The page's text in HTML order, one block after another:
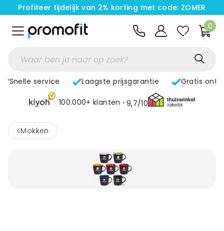
Profiteer tijdelijk van 2% korting met code: ZOMER
0
Snelle service Laagste prijsgarantie Gratis
100.000+ klanten 9,7/10
< Mokken